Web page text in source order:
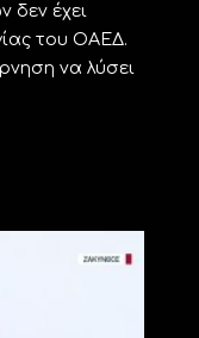
δεν έχει
του ΟΑΕΔ.
να λύσει